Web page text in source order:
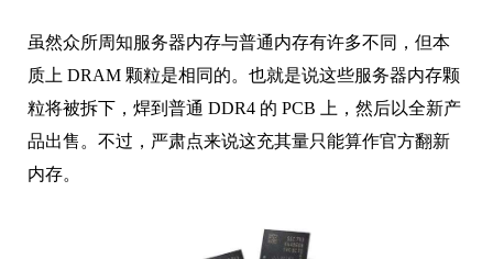
虽然众所周知服务器内存与普通内存有许多不同，但本
质上 DRAM 颗粒是相同的。也就是说这些服务器内存颗
粒将被拆下，焊到普通 DDR4 的 PCB 上，然后以全新产
品出售。不过，严肃点来说这充其量只能算作官方翻新
内存。